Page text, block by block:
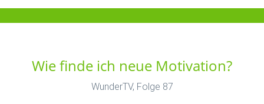
Wie finde ich neue Motivation?
WunderTV, Folge 87